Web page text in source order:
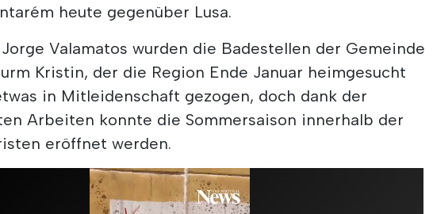
heute gegenüber Lusa.
Valamatos wurden die Badestellen der Gemeinde
Kristin, der die Region Ende Januar heimgesucht
in Mitleidenschaft gezogen, doch dank der
Arbeiten konnte die Sommersaison innerhalb der
eröffnet werden.